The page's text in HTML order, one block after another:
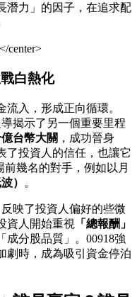
潛力」的因子，在追求配
</center>
白熱化
入，形成正向循環。
揭示了另一個重要里程
台幣大關 ，成功晉身
了投資人的信任，也讓它
幾名的對手，例如以月
） 。
映了投資人偏好的些微
資人開始重視
「總報酬」
成分股品質」。00918強
劇時，成為吸引資金停泊